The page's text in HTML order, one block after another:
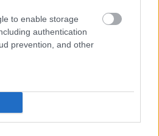
to enable storage
authentication
prevention, and other
a Budapest